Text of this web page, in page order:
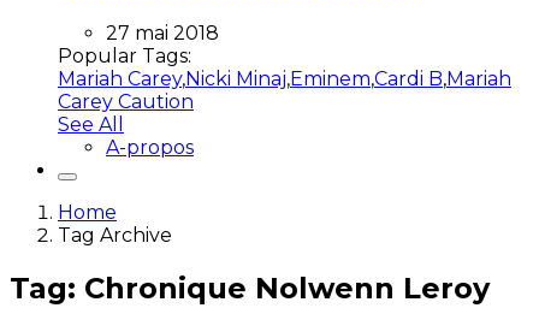
27 mai 2018
Popular Tags:
Mariah Carey,Nicki Minaj,Eminem,Cardi B,Mariah
Carey Caution
See All
A-propos
Home
Tag Archive
Tag: Chronique Nolwenn Leroy